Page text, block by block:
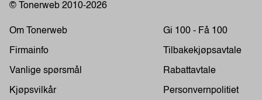
© Tonerweb 2010-2026
Om Tonerweb
Firmainfo
Vanlige spørsmål
Kjøpsvilkår
Gi 100 - Få 100
Tilbakekjøpsavtale
Rabattavtale
Personvernpolitiet